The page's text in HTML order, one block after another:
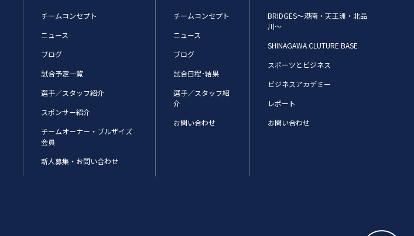
チームコンセプト
ニュース
ブログ
試合予定一覧
選手／スタッフ紹介
スポンサー紹介
チームオーナー・ブルザイズ
会員
新人募集・お問い合わせ
チームコンセプト
ニュース
ブログ
試合日程･結果
選手／スタッフ紹
介
お問い合わせ
BRIDGES～港南・天王洲・北品
川～
SHINAGAWA CLUTURE BASE
スポーツとビジネス
ビジネスアカデミー
レポート
お問い合わせ